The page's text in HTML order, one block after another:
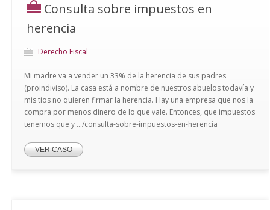
Consulta sobre impuestos en
herencia
Derecho Fiscal
Mi madre va a vender un 33% de la herencia de sus padres
(proindiviso). La casa está a nombre de nuestros abuelos todavía y
mis tios no quieren firmar la herencia. Hay una empresa que nos la
compra por menos dinero de lo que vale. Entonces, que impuestos
tenemos que y .../consulta-sobre-impuestos-en-herencia
VER CASO